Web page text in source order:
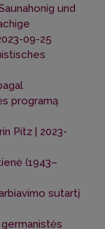
und
09-25
programą
Pitz | 2023-
(1943–
sutartį